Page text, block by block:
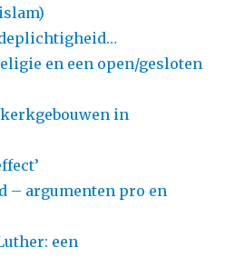
en een open/gesloten
in
– argumenten pro en
een